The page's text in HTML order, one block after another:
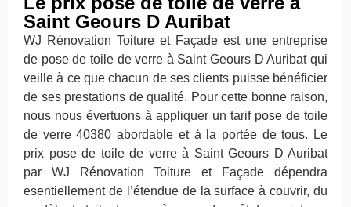
Saint Geours D Auribat
WJ Rénovation Toiture et Façade est une entreprise
de pose de toile de verre à Saint Geours D Auribat qui
veille à ce que chacun de ses clients puisse bénéficier
de ses prestations de qualité. Pour cette bonne raison,
nous nous évertuons à appliquer un tarif pose de toile
de verre 40380 abordable et à la portée de tous. Le
prix pose de toile de verre à Saint Geours D Auribat
par WJ Rénovation Toiture et Façade dépendra
esentiellement de l’étendue de la surface à couvrir, du